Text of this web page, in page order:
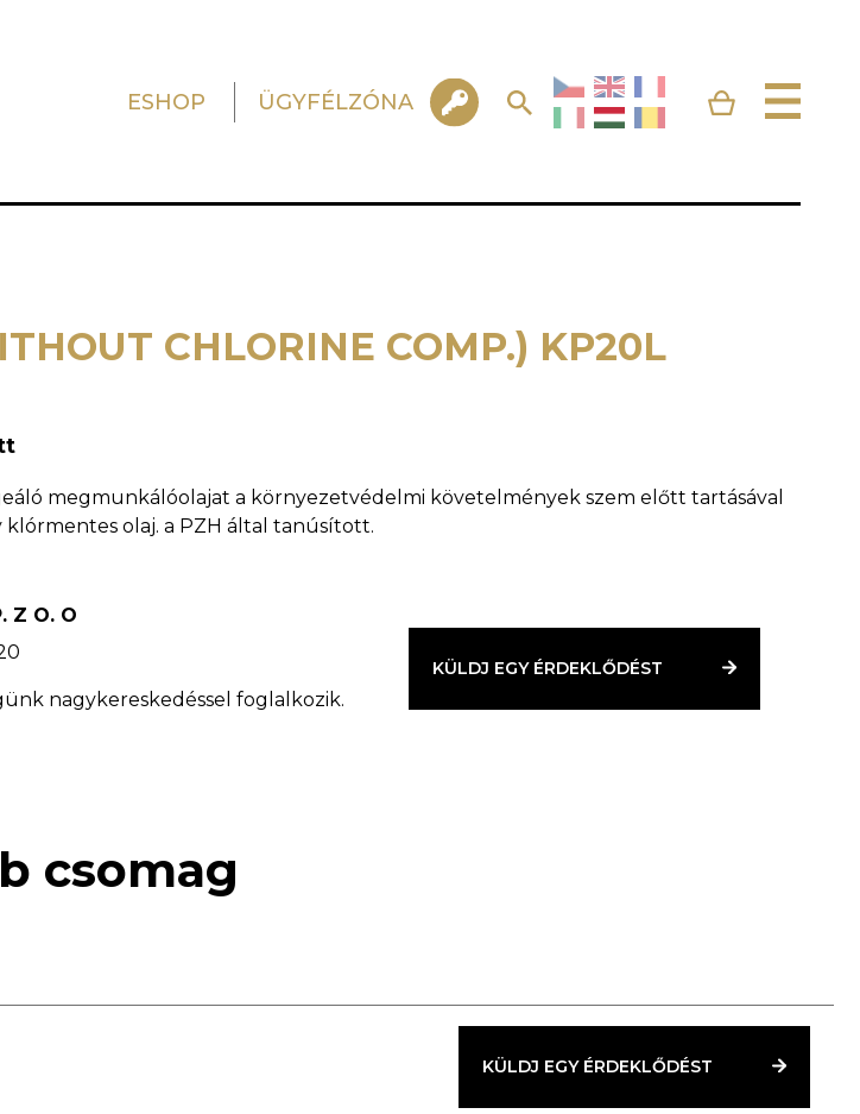
ESHOP ÜGYFÉLZÓNA
CHLORINE COMP.) KP20L
megmunkálóolajat a környezetvédelmi követelmények szem előtt tartásával
olaj. a PZH által tanúsított.
Z O. O
nagykereskedéssel foglalkozik.
KÜLDJ EGY ÉRDEKLŐDÉST
csomag
KÜLDJ EGY ÉRDEKLŐDÉST